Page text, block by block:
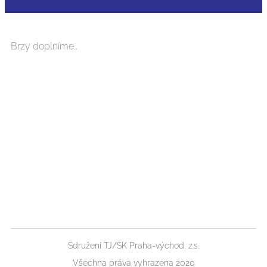
Brzy doplníme..
Sdružení TJ/SK Praha-východ, z.s.
Všechna práva vyhrazena 2020